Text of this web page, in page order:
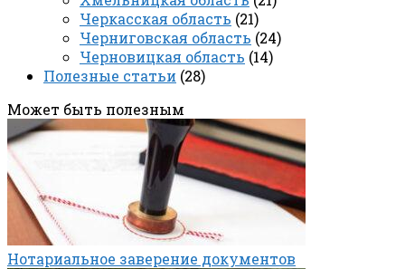
Черкасская область (21)
Черниговская область (24)
Черновицкая область (14)
Полезные статьи (28)
Может быть полезным
Нотариальное заверение документов